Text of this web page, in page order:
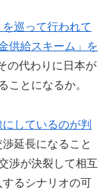
巡って行われて
供給スキーム」を
の代わりに日本が
ことになるか。
しているのが判
延長になること
渉が決裂して相互
るシナリオの可